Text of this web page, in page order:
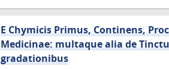
E Chymicis Primus, Continens,
Medicinae: multaque alia de
gradationibus